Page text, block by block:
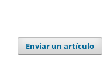
Enviar un artículo